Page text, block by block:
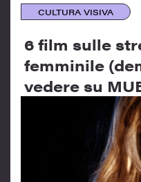
CULTURA VISIVA
6 film sulle
femminile
vedere su